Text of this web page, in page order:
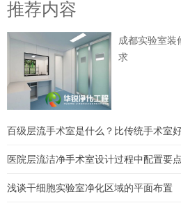
推荐内容
成都实验室装
求
百级层流手术室是什么？比传统手术室
医院层流洁净手术室设计过程中配置要点
浅谈干细胞实验室净化区域的平面布置